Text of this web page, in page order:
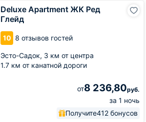
Deluxe Apartment ЖК Ред
Глейд
10 8 отзывов гостей
Эсто-Садок, 3 км от центра
1.7 км от канатной дороги
от8 236,80руб.
за 1 ночь
Получите412 бонусов